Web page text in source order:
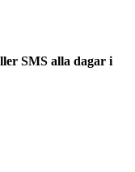
SMS alla dagar i